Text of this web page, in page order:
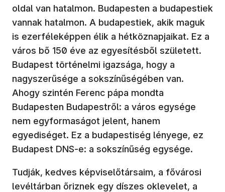
oldal van hatalmon. Budapesten a budapestiek
vannak hatalmon. A budapestiek, akik maguk
is ezerféleképpen élik a hétköznapjaikat. Ez a
város bő 150 éve az egyesítésből született.
Budapest történelmi igazsága, hogy a
nagyszerűsége a sokszínűségében van.
Ahogy szintén Ferenc pápa mondta
Budapesten Budapestről: a város egysége
nem egyformaságot jelent, hanem
egyediséget. Ez a budapestiség lényege, ez
Budapest DNS-e: a sokszínűség egysége.
Tudják, kedves képviselőtársaim, a fővárosi
levéltárban őriznek egy díszes oklevelet, a